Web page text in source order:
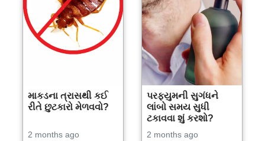
માકડના ત્રાસથી કઈ
રીતે છુટકારો મેળવવો?
2 months ago
પરફ્યુમની સુગંધને
લાંબો સમય સુધી
ટકાવવા શું કરશો?
2 months ago